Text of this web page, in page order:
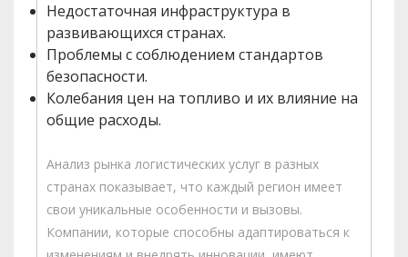
Недостаточная инфраструктура в
развивающихся странах.
Проблемы с соблюдением стандартов
безопасности.
Колебания цен на топливо и их влияние на
общие расходы.
Анализ рынка логистических услуг в разных
странах показывает, что каждый регион имеет
свои уникальные особенности и вызовы.
Компании, которые способны адаптироваться к